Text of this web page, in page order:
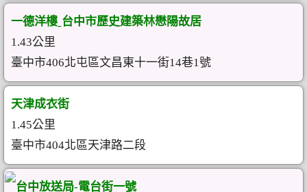
一德洋樓ˍ台中市歷史建築林懋陽故居
1.43公里
臺中市406北屯區文昌東十一街14巷1號
天津成衣街
1.45公里
臺中市404北區天津路二段
台中放送局-電台街一號